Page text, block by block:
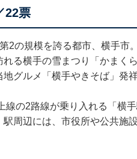
22票
2の規模を誇る都市、横手
れる横手の雪まつり「かまく
グルメ「横手やきそば」発
線の2路線が乗り入れる「横
駅周辺には、市役所や公共施